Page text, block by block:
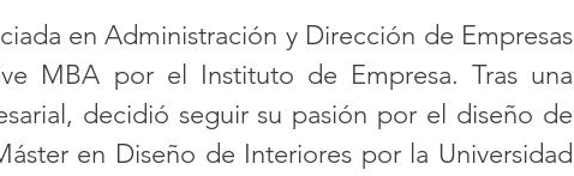
en Administración y Dirección de Empresas
MBA por el Instituto de Empresa. Tras una
decidió seguir su pasión por el diseño de
en Diseño de Interiores por la Universidad